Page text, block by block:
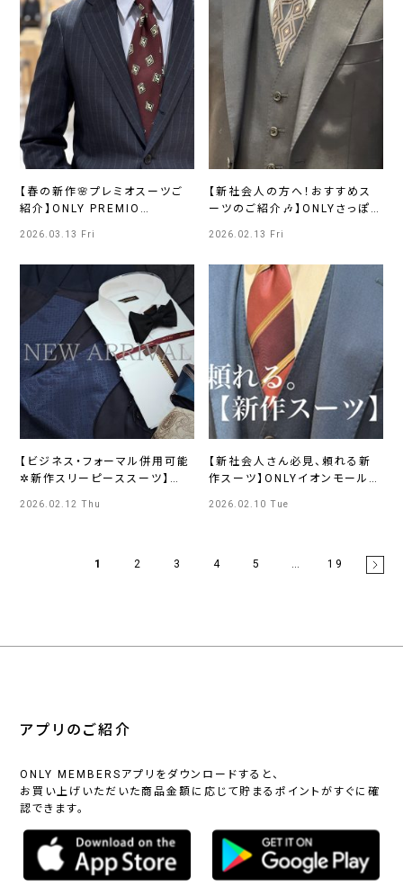
【春の新作🌸プレミオスーツご
紹介】ONLY PREMIO
2026.03.13 Fri
【新社会人の方へ！おすすめス
ーツのご紹介🎶】ONLYさっぽろ
2026.02.13 Fri
【ビジネス・フォーマル併用可能
✲新作スリーピーススーツ】
2026.02.12 Thu
【新社会人さん必見、頼れる新
作スーツ】ONLYイオンモール浜
2026.02.10 Tue
1 2 3 4 5 … 19
アプリのご紹介
ONLY MEMBERSアプリをダウンロードすると、
お買い上げいただいた商品金額に応じて貯まるポイントがすぐに確
認できます。